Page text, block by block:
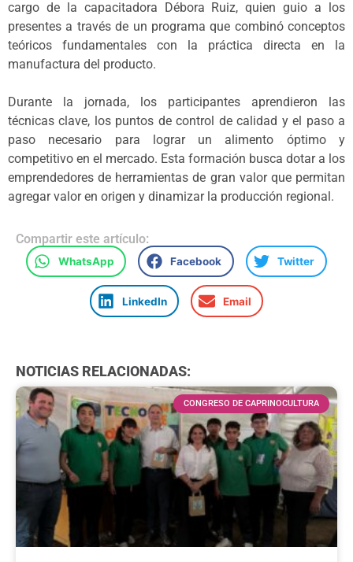
cargo de la capacitadora Débora Ruiz, quien guio a los
presentes a través de un programa que combinó conceptos
teóricos fundamentales con la práctica directa en la
manufactura del producto.
Durante la jornada, los participantes aprendieron las
técnicas clave, los puntos de control de calidad y el paso a
paso necesario para lograr un alimento óptimo y
competitivo en el mercado. Esta formación busca dotar a los
emprendedores de herramientas de gran valor que permitan
agregar valor en origen y dinamizar la producción regional.
Compartir este artículo:
WhatsApp Facebook Twitter
LinkedIn Email
NOTICIAS RELACIONADAS:
CONGRESO DE CAPRINOCULTURA